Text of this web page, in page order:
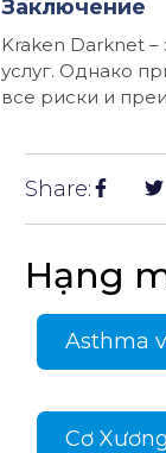
Заключение
Kraken Darknet
услуг. Однако
все риски и
Share:
Hạng
Asthma
Cơ